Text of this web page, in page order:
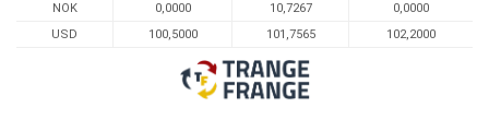
NOK
0,0000 10,7267
0,0000
USD
100,5000 101,7565 102,2000